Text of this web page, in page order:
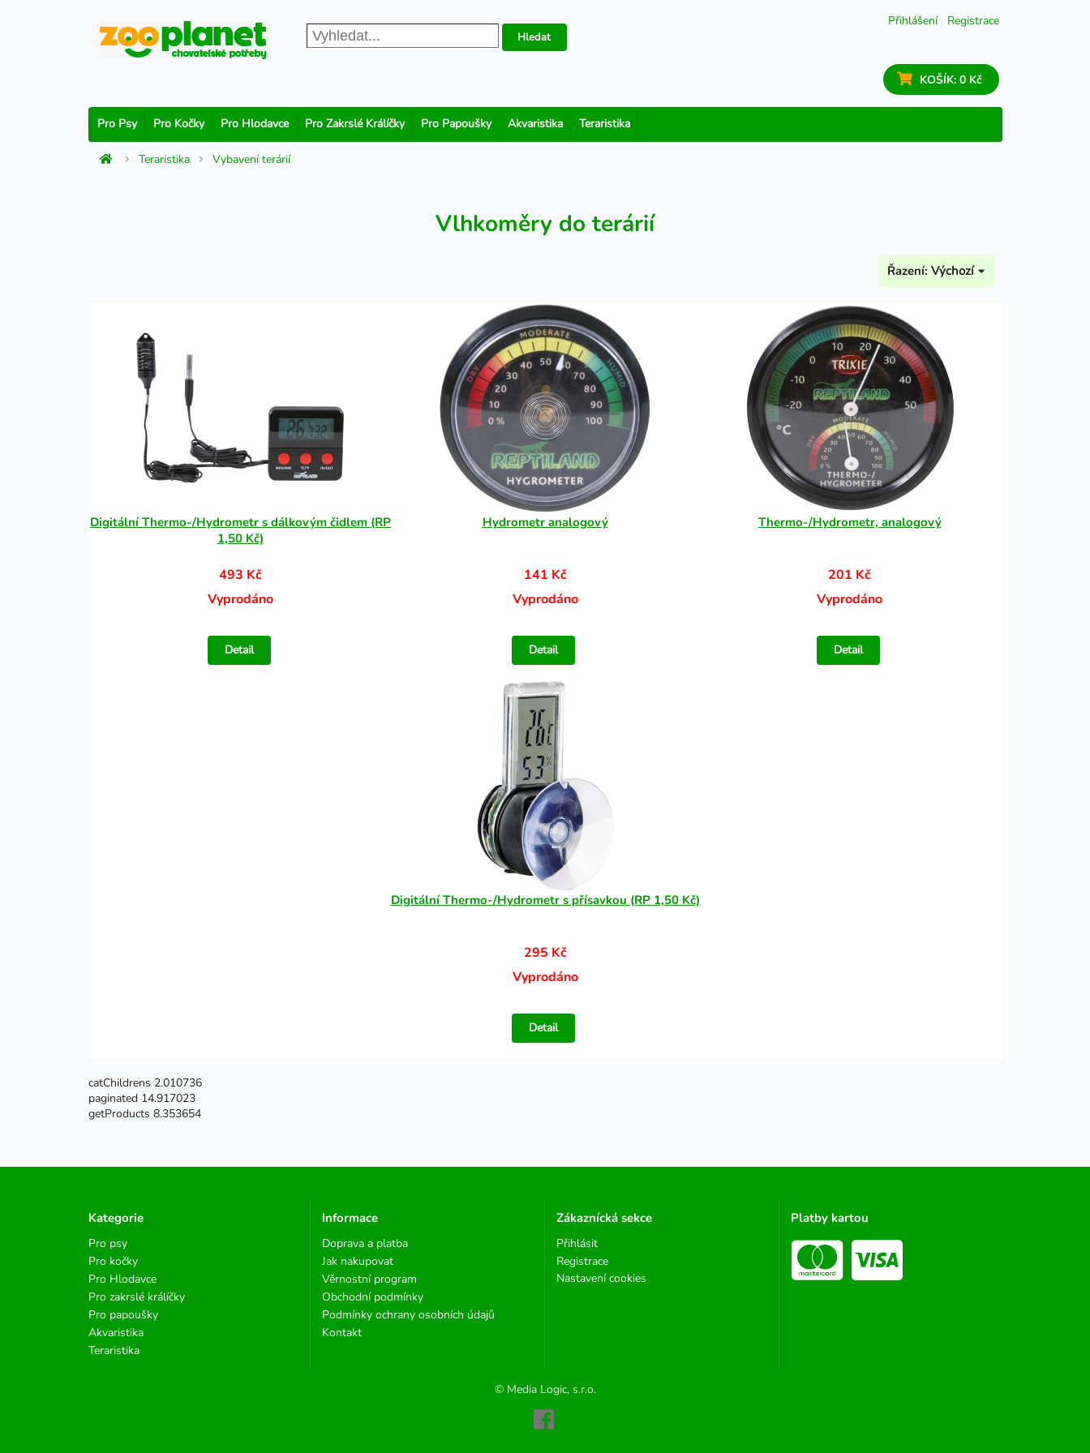
Přihlášení Registrace
Hledat
KOŠÍK: 0 Kč
Pro Psy Pro Kočky Pro Hlodavce Pro Zakrslé Králíčky Pro Papoušky Akvaristika Teraristika
Teraristika Vybavení terárií
Vlhkoměry do terárií
Řazení: Výchozí
Digitální Thermo-/Hydrometr s dálkovým čidlem (RP
1,50 Kč)
493 Kč
Vyprodáno
Detail
Hydrometr analogový
141 Kč
Vyprodáno
Detail
Thermo-/Hydrometr, analogový
201 Kč
Vyprodáno
Detail
Digitální Thermo-/Hydrometr s přísavkou (RP 1,50 Kč)
295 Kč
Vyprodáno
Detail
catChildrens 2.010736
paginated 14.917023
getProducts 8.353654
Kategorie
Pro psy
Pro kočky
Pro Hlodavce
Pro zakrslé králíčky
Pro papoušky
Akvaristika
Teraristika
Informace
Doprava a platba
Jak nakupovat
Věrnostní program
Obchodní podmínky
Podmínky ochrany osobních údajů
Kontakt
Zákaznícká sekce
Přihlásit
Registrace
Nastavení cookies
Platby kartou
© Media Logic, s.r.o.